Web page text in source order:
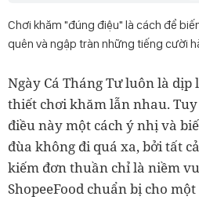
Chơi khăm "đúng điệu" là cách để
quên và ngập tràn những tiếng cười
Ngày Cá Tháng Tư luôn là
thiết chơi khăm lẫn nhau.
điều này một cách ý nhị và
đùa không đi quá xa, bởi tất
kiếm đơn thuần chỉ là niềm
ShopeeFood chuẩn bị cho